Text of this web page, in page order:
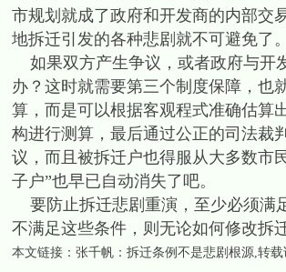
市规划就成了政府和开发商的内部交
地拆迁引发的各种悲剧就不可避免了
如果双方产生争议，或者政府与开
办？这时就需要第三个制度保障，也
算，而是可以根据客观程式准确估算
构进行测算，最后通过公正的司法裁
议，而且被拆迁户也得服从大多数市
子户”也早已自动消失了吧。
要防止拆迁悲剧重演，至少必须满
不满足这些条件，则无论如何修改拆
本文链接： 张千帆：拆迁条例不是悲剧根源,转载